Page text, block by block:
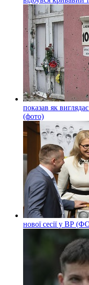
показав як
(фото)
нової сесії у ВР